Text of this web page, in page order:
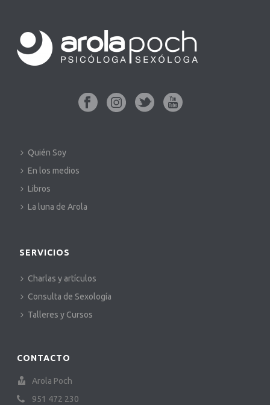
Quién Soy
En los medios
Libros
La luna de Arola
SERVICIOS
Charlas y artículos
Consulta de Sexología
Talleres y Cursos
CONTACTO
Arola Poch
951 472 230